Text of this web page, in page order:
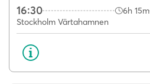
16:30 6h 15m
Stockholm Värtahamnen